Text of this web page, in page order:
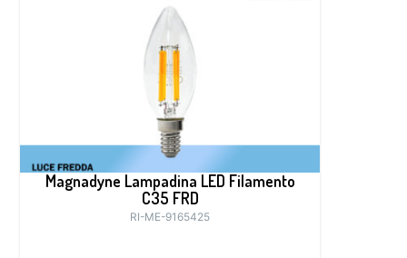
Magnadyne Lampadina LED Filamento
C35 FRD
RI-ME-9165425